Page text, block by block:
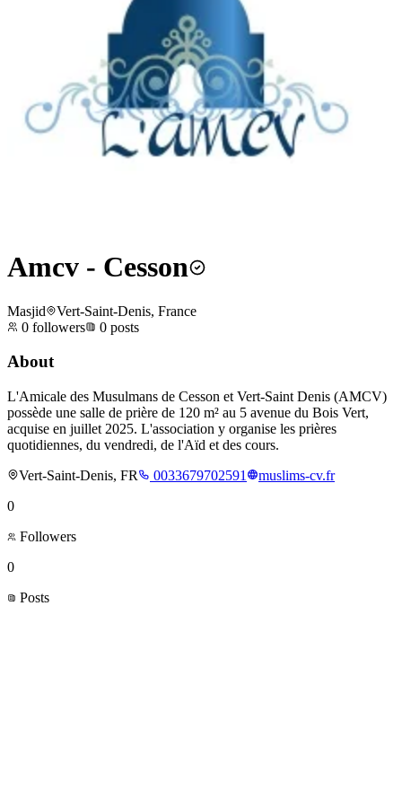
Amcv - Cesson
Masjid
Vert-Saint-Denis, France
0 followers 0 posts
About
L'Amicale des Musulmans de Cesson et Vert-Saint Denis (AMCV)
possède une salle de prière de 120 m² au 5 avenue du Bois Vert,
acquise en juillet 2025. L'association y organise les prières
quotidiennes, du vendredi, de l'Aïd et des cours.
Vert-Saint-Denis, FR
0033679702591
muslims-cv.fr
0
Followers
0
Posts